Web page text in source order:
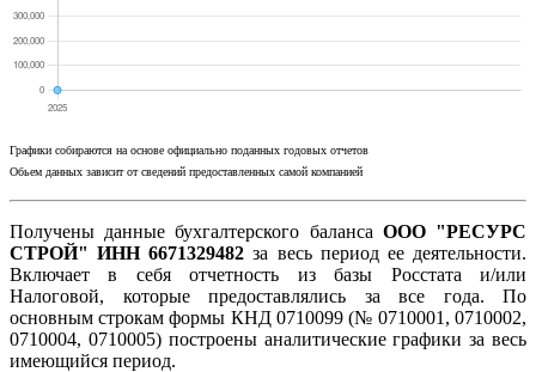
Графики собираются на основе официально поданных годовых отчетов
Обьем данных зависит от сведений предоставленных самой компанией
Получены данные бухгалтерского баланса ООО "РЕСУРС
СТРОЙ" ИНН 6671329482 за весь период ее деятельности.
Включает в себя отчетность из базы Росстата и/или
Налоговой, которые предоставлялись за все года. По
основным строкам формы КНД 0710099 (№ 0710001, 0710002,
0710004, 0710005) построены аналитические графики за весь
имеющийся период.